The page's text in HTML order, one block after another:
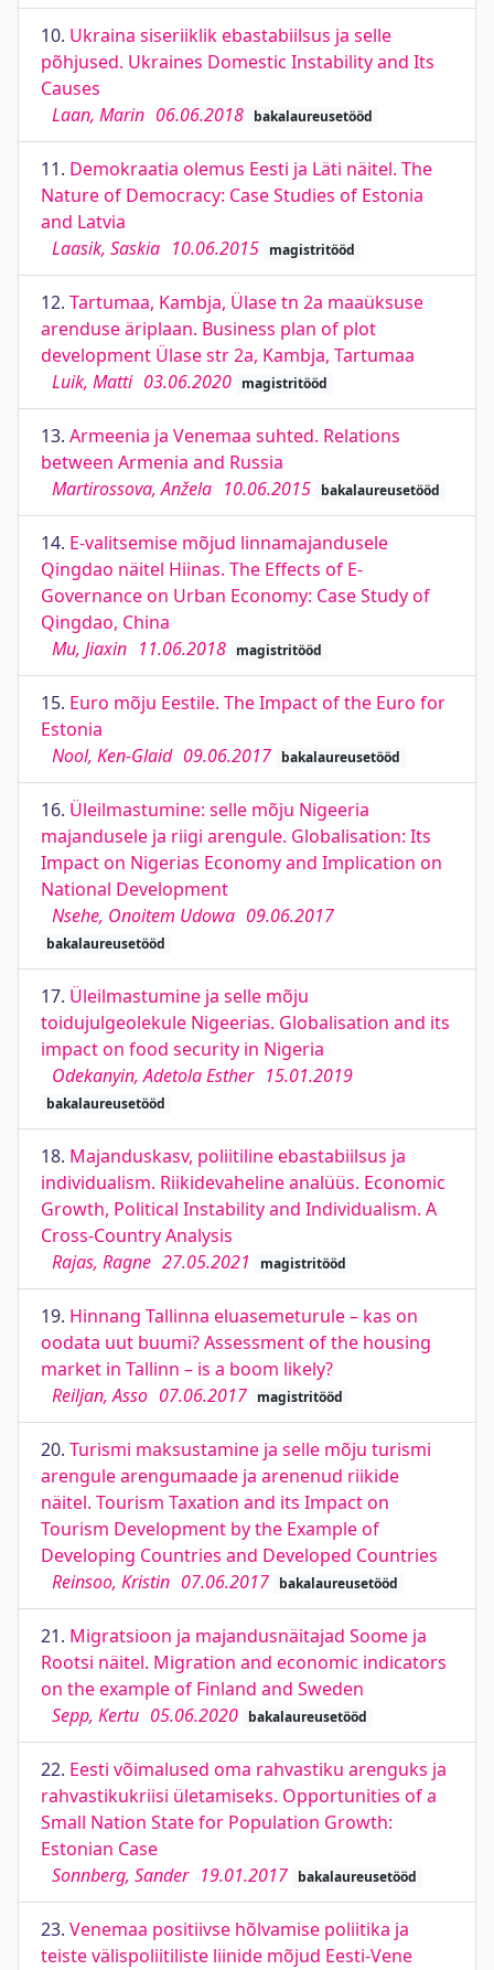
10. Ukraina siseriiklik ebastabiilsus ja selle
põhjused. Ukraines Domestic Instability and Its
Causes
Laan, Marin 06.06.2018 bakalaureusetööd
11. Demokraatia olemus Eesti ja Läti näitel. The
Nature of Democracy: Case Studies of Estonia
and Latvia
Laasik, Saskia 10.06.2015 magistritööd
12. Tartumaa, Kambja, Ülase tn 2a maaüksuse
arenduse äriplaan. Business plan of plot
development Ülase str 2a, Kambja, Tartumaa
Luik, Matti 03.06.2020 magistritööd
13. Armeenia ja Venemaa suhted. Relations
between Armenia and Russia
Martirossova, Anžela 10.06.2015 bakalaureusetööd
14. E-valitsemise mõjud linnamajandusele
Qingdao näitel Hiinas. The Effects of E-
Governance on Urban Economy: Case Study of
Qingdao, China
Mu, Jiaxin 11.06.2018 magistritööd
15. Euro mõju Eestile. The Impact of the Euro for
Estonia
Nool, Ken-Glaid 09.06.2017 bakalaureusetööd
16. Üleilmastumine: selle mõju Nigeeria
majandusele ja riigi arengule. Globalisation: Its
Impact on Nigerias Economy and Implication on
National Development
Nsehe, Onoitem Udowa 09.06.2017
bakalaureusetööd
17. Üleilmastumine ja selle mõju
toidujulgeolekule Nigeerias. Globalisation and its
impact on food security in Nigeria
Odekanyin, Adetola Esther 15.01.2019
bakalaureusetööd
18. Majanduskasv, poliitiline ebastabiilsus ja
individualism. Riikidevaheline analüüs. Economic
Growth, Political Instability and Individualism. A
Cross-Country Analysis
Rajas, Ragne 27.05.2021 magistritööd
19. Hinnang Tallinna eluasemeturule – kas on
oodata uut buumi? Assessment of the housing
market in Tallinn – is a boom likely?
Reiljan, Asso 07.06.2017 magistritööd
20. Turismi maksustamine ja selle mõju turismi
arengule arengumaade ja arenenud riikide
näitel. Tourism Taxation and its Impact on
Tourism Development by the Example of
Developing Countries and Developed Countries
Reinsoo, Kristin 07.06.2017 bakalaureusetööd
21. Migratsioon ja majandusnäitajad Soome ja
Rootsi näitel. Migration and economic indicators
on the example of Finland and Sweden
Sepp, Kertu 05.06.2020 bakalaureusetööd
22. Eesti võimalused oma rahvastiku arenguks ja
rahvastikukriisi ületamiseks. Opportunities of a
Small Nation State for Population Growth:
Estonian Case
Sonnberg, Sander 19.01.2017 bakalaureusetööd
23. Venemaa positiivse hõlvamise poliitika ja
teiste välispoliitiliste liinide mõjud Eesti-Vene